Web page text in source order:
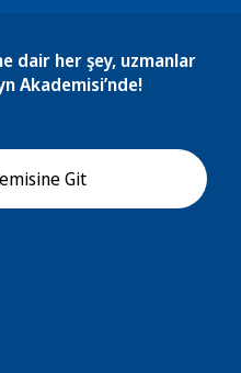
dair her şey, uzmanlar
Akademisi’nde!
Git